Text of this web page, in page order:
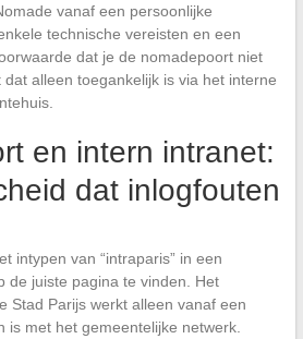
vanaf een persoonlijke
technische vereisten en een
dat je de nomadepoort niet
alleen toegankelijk is via het interne
en intern intranet:
dat inlogfouten
intypen van “intraparis” in een
de juiste pagina te vinden. Het
Stad Parijs werkt alleen vanaf een
is met het gemeentelijke netwerk.